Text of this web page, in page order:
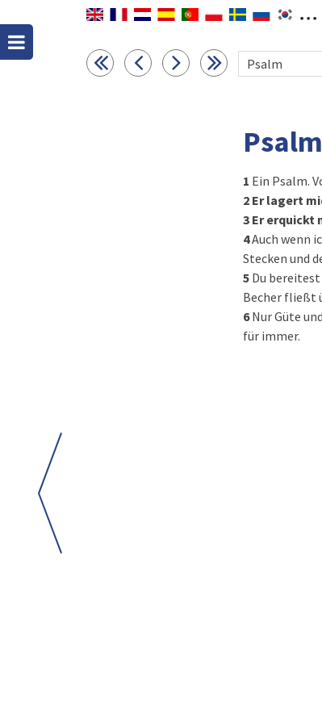
1 Ein Psalm.
2 Er lagert
3 Er erquickt
4Auch wenn
Stecken und
5 Du
Becher fließt
6Nur Güte
für immer.